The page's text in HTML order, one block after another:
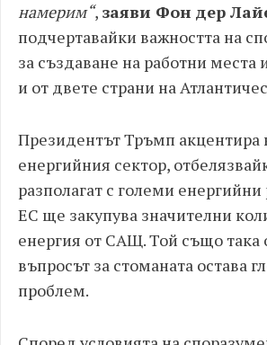
намерим“, заяви Фон дер
подчертавайки важността на
за създаване на работни места
и от двете страни на
Президентът Тръмп акцентира
енергийния сектор,
разполагат с големи енергийни
ЕС ще закупува значителни
енергия от САЩ. Той също така
въпросът за стоманата остава
проблем.